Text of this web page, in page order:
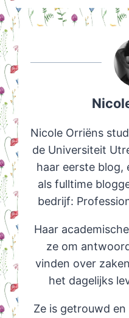
Nicole Orriëns
de Universiteit
haar eerste blog,
als fulltime
bedrijf:
Haar
ze om
vinden over
het dagelijks
Ze is getrouwd